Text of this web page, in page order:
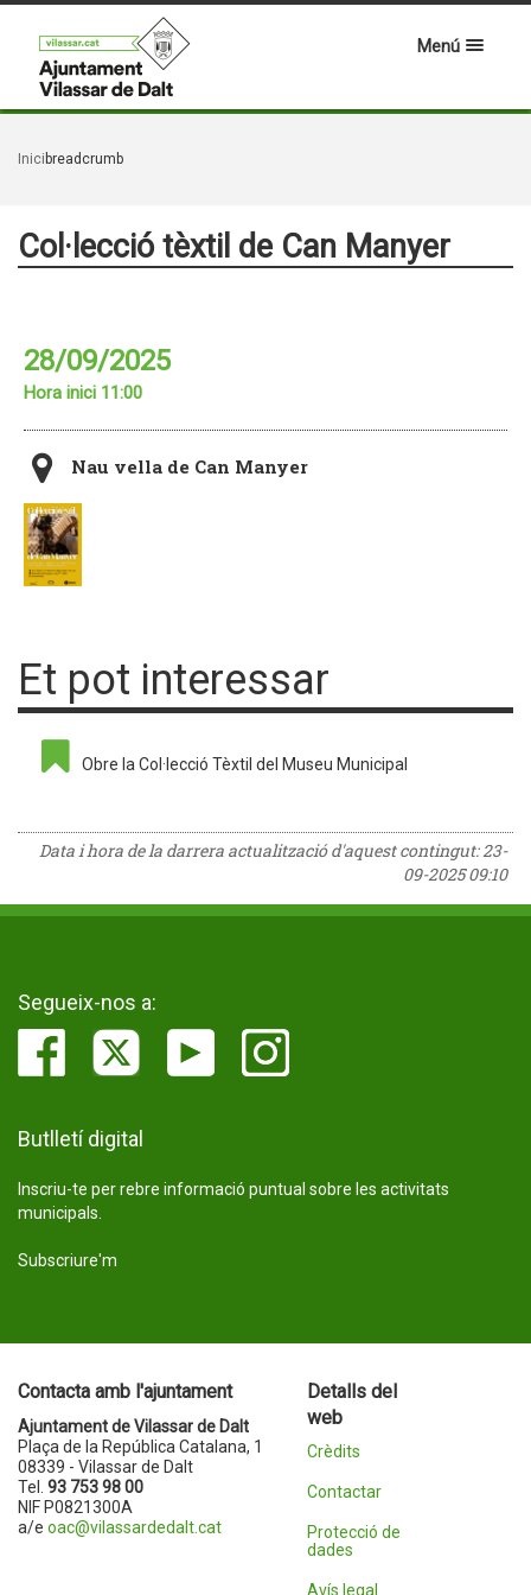
Menú
Inici breadcrumb
Col·lecció tèxtil de Can Manyer
28/09/2025
Hora inici 11:00
Nau vella de Can Manyer
Et pot interessar
Obre la Col·lecció Tèxtil del Museu Municipal
Data i hora de la darrera actualització d'aquest contingut:23-
09-2025 09:10
Segueix-nos a:
Butlletí digital
Inscriu-te per rebre informació puntual sobre les activitats
municipals.
Subscriure'm
Contacta amb l'ajuntament
Ajuntament de Vilassar de Dalt
Plaça de la República Catalana, 1
08339 - Vilassar de Dalt
Tel. 93 753 98 00
NIF P0821300A
a/e oac@vilassardedalt.cat
Detalls del
web
Crèdits
Contactar
Protecció de
dades
Avís legal